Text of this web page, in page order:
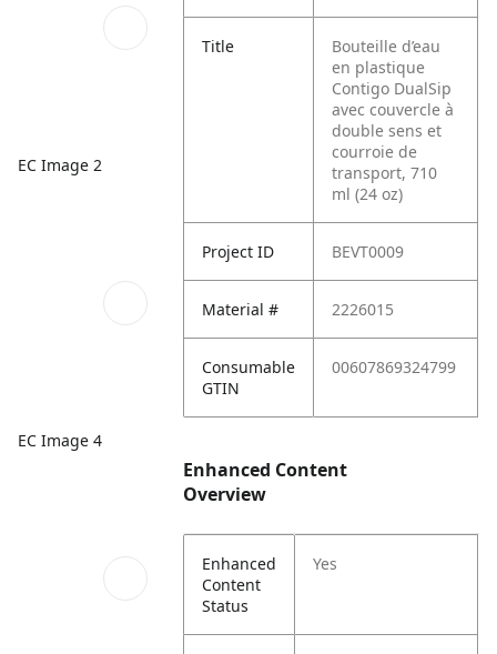
EC Image 2
EC Image 4
Title
Bouteille d’eau
en plastique
Contigo DualSip
avec couvercle à
double sens et
courroie de
transport, 710
ml (24 oz)
Project ID BEVT0009
Material # 2226015
Consumable
GTIN
00607869324799
Enhanced Content
Overview
Enhanced
Content
Status
Yes